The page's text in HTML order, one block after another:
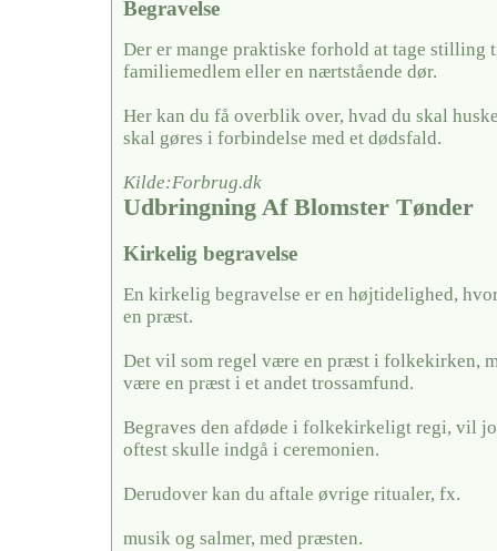
Begravelse
Der er mange praktiske forhold at tage stilling
familiemedlem eller en nærtstående dør.
Her kan du få overblik over, hvad du skal
skal gøres i forbindelse med et dødsfald.
Kilde:Forbrug.dk
Udbringning Af Blomster Tønder
Kirkelig begravelse
En kirkelig begravelse er en højtidelighed,
en præst.
Det vil som regel være en præst i folkekirken,
være en præst i et andet trossamfund.
Begraves den afdøde i folkekirkeligt regi, vil
oftest skulle indgå i ceremonien.
Derudover kan du aftale øvrige ritualer, fx.
musik og salmer, med præsten.